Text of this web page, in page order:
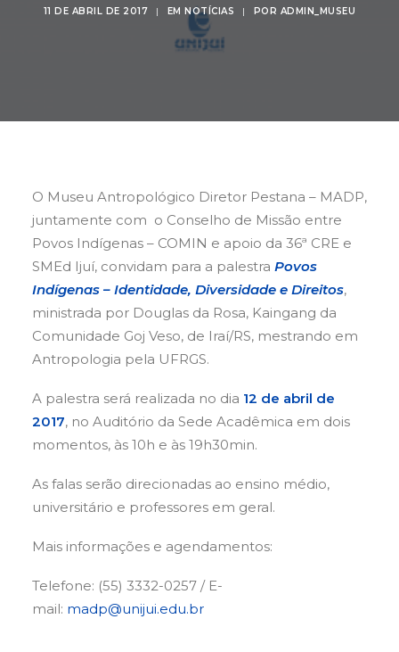
Conecte
11 DE ABRIL DE 2017 | EMNOTÍCIAS | POR ADMIN_MUSEU
O Museu Antropológico Diretor Pestana – MADP,
juntamente com o Conselho de Missão entre
Povos Indígenas – COMIN e apoio da 36ª CRE e
SMEd Ijuí, convidam para a palestra Povos
Indígenas – Identidade, Diversidade e Direitos,
ministrada por Douglas da Rosa, Kaingang da
Comunidade Goj Veso, de Iraí/RS, mestrando em
Antropologia pela UFRGS.
A palestra será realizada no dia 12 de abril de
2017, no Auditório da Sede Acadêmica em dois
momentos, às 10h e às 19h30min.
As falas serão direcionadas ao ensino médio,
universitário e professores em geral.
Mais informações e agendamentos:
Telefone: (55) 3332-0257 / E-
mail: madp@unijui.edu.br